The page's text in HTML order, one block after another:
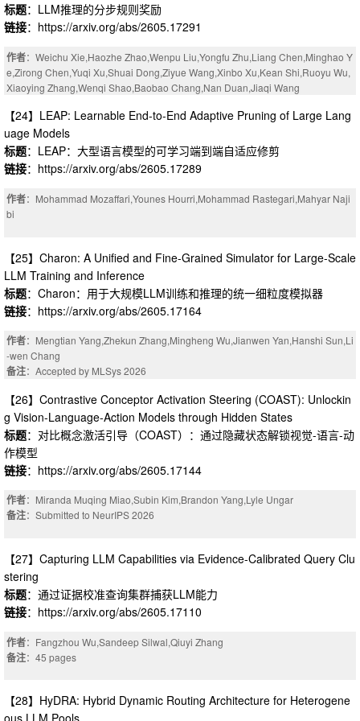
标题：LLM推理的分步规则奖励
链接：https://arxiv.org/abs/2605.17291
作者：Weichu Xie,Haozhe Zhao,Wenpu Liu,Yongfu Zhu,Liang Chen,Minghao Y
e,Zirong Chen,Yuqi Xu,Shuai Dong,Ziyue Wang,Xinbo Xu,Kean Shi,Ruoyu Wu,
Xiaoying Zhang,Wenqi Shao,Baobao Chang,Nan Duan,Jiaqi Wang
【24】LEAP: Learnable End-to-End Adaptive Pruning of Large Lang
uage Models
标题：LEAP：大型语言模型的可学习端到端自适应修剪
链接：https://arxiv.org/abs/2605.17289
作者：Mohammad Mozaffari,Younes Hourri,Mohammad Rastegari,Mahyar Naji
bi
【25】Charon: A Unified and Fine-Grained Simulator for Large-Scale
LLM Training and Inference
标题：Charon：用于大规模LLM训练和推理的统一细粒度模拟器
链接：https://arxiv.org/abs/2605.17164
作者：Mengtian Yang,Zhekun Zhang,Mingheng Wu,Jianwen Yan,Hanshi Sun,Li
-wen Chang
备注：Accepted by MLSys 2026
【26】Contrastive Conceptor Activation Steering (COAST): Unlockin
g Vision-Language-Action Models through Hidden States
标题：对比概念激活引导（COAST）：通过隐藏状态解锁视觉-语言-动
作模型
链接：https://arxiv.org/abs/2605.17144
作者：Miranda Muqing Miao,Subin Kim,Brandon Yang,Lyle Ungar
备注：Submitted to NeurIPS 2026
【27】Capturing LLM Capabilities via Evidence-Calibrated Query Clu
stering
标题：通过证据校准查询集群捕获LLM能力
链接：https://arxiv.org/abs/2605.17110
作者：Fangzhou Wu,Sandeep Silwal,Qiuyi Zhang
备注：45 pages
【28】HyDRA: Hybrid Dynamic Routing Architecture for Heterogene